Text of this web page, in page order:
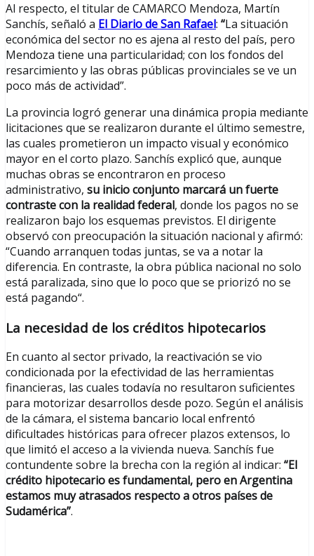
Al respecto, el titular de CAMARCO Mendoza, Martín
Sanchís, señaló a El Diario de San Rafael: “La situación
económica del sector no es ajena al resto del país, pero
Mendoza tiene una particularidad; con los fondos del
resarcimiento y las obras públicas provinciales se ve un
poco más de actividad”.
La provincia logró generar una dinámica propia mediante
licitaciones que se realizaron durante el último semestre,
las cuales prometieron un impacto visual y económico
mayor en el corto plazo. Sanchís explicó que, aunque
muchas obras se encontraron en proceso
administrativo, su inicio conjunto marcará un fuerte
contraste con la realidad federal, donde los pagos no se
realizaron bajo los esquemas previstos. El dirigente
observó con preocupación la situación nacional y afirmó:
“Cuando arranquen todas juntas, se va a notar la
diferencia. En contraste, la obra pública nacional no solo
está paralizada, sino que lo poco que se priorizó no se
está pagando“.
La necesidad de los créditos hipotecarios
En cuanto al sector privado, la reactivación se vio
condicionada por la efectividad de las herramientas
financieras, las cuales todavía no resultaron suficientes
para motorizar desarrollos desde pozo. Según el análisis
de la cámara, el sistema bancario local enfrentó
dificultades históricas para ofrecer plazos extensos, lo
que limitó el acceso a la vivienda nueva. Sanchís fue
contundente sobre la brecha con la región al indicar: “El
crédito hipotecario es fundamental, pero en Argentina
estamos muy atrasados respecto a otros países de
Sudamérica”.